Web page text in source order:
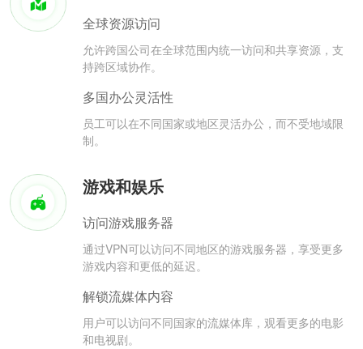
全球资源访问
允许跨国公司在全球范围内统一访问和共享资源，支
持跨区域协作。
多国办公灵活性
员工可以在不同国家或地区灵活办公，而不受地域限
制。
游戏和娱乐
访问游戏服务器
通过VPN可以访问不同地区的游戏服务器，享受更多
游戏内容和更低的延迟。
解锁流媒体内容
用户可以访问不同国家的流媒体库，观看更多的电影
和电视剧。